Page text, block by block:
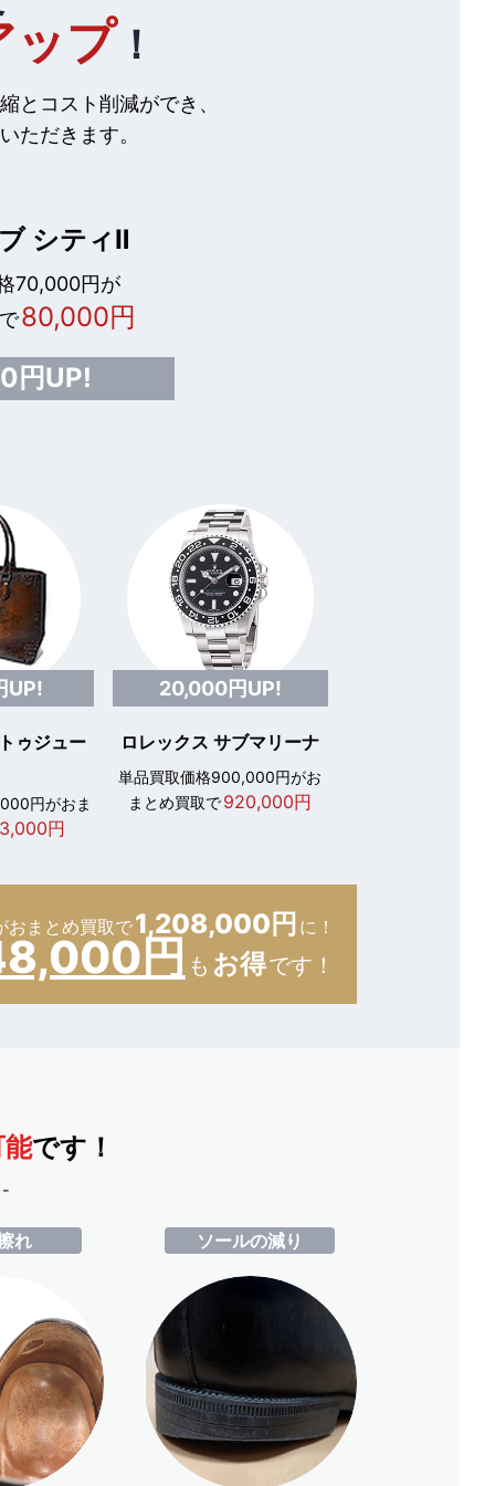
ップ ！
とコスト削減ができ、
ただきます。
シティⅡ
70,000円が
80,000円
円UP!
UP!
ゥジュー
円がおま
円
20,000円UP!
ロレックス サブマリーナ
単品買取価格900,000円がお
まとめ買取で920,000円
おまとめ買取で1,208,000円 に！
円 も お得です！
です！
-
れ ソールの減り